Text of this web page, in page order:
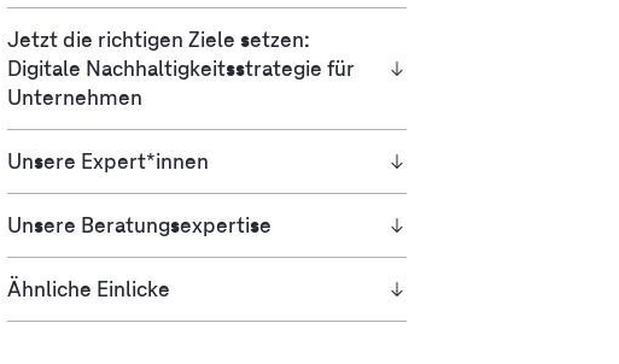
Jetzt die richtigen Ziele setzen:
Digitale Nachhaltigkeitsstrategie für
Unternehmen
Unsere Expert*innen
Unsere Beratungsexpertise
Ähnliche Einlicke